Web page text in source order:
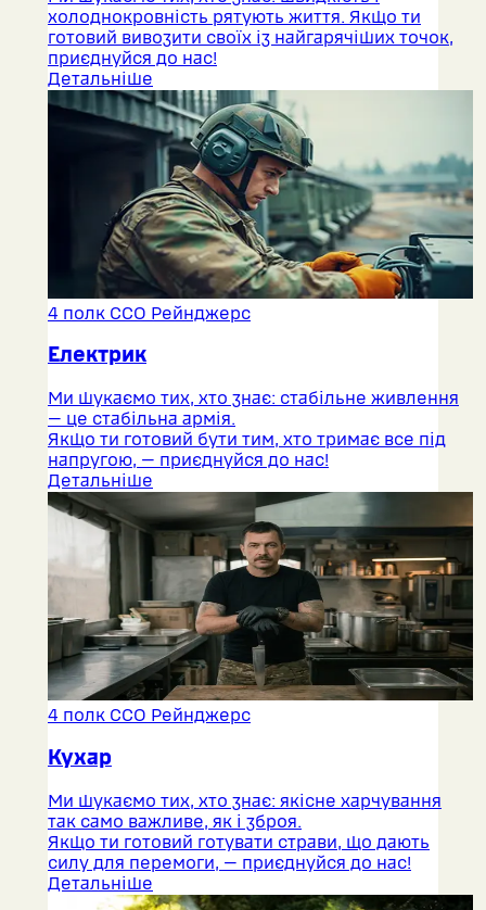
холоднокровність рятують життя. Якщо ти
готовий вивозити своїх із найгарячіших точок,
приєднуйся до нас!
Детальніше
4 полк ССО Рейнджерс
Електрик
Ми шукаємо тих, хто знає: стабільне живлення
— це стабільна армія.
Якщо ти готовий бути тим, хто тримає все під
напругою, — приєднуйся до нас!
Детальніше
4 полк ССО Рейнджерс
Кухар
Ми шукаємо тих, хто знає: якісне харчування
так само важливе, як і зброя.
Якщо ти готовий готувати страви, що дають
силу для перемоги, — приєднуйся до нас!
Детальніше